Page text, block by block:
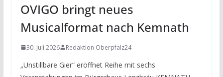
OVIGO bringt neues
Musicalformat nach Kemnath
30. Juli 2026 Redaktion Oberpfalz24
„Unstillbare Gier“ eröffnet Reihe mit sechs